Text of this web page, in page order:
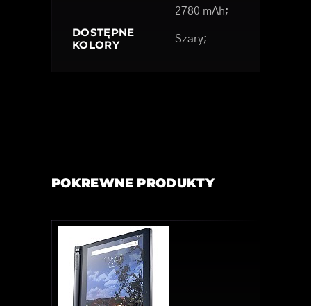
2780 mAh;
DOSTĘPNE
KOLORY
Szary;
POKREWNE PRODUKTY